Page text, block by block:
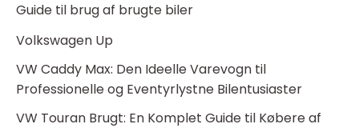
Guide til brug af brugte biler
Volkswagen Up
VW Caddy Max: Den Ideelle Varevogn til
Professionelle og Eventyrlystne Bilentusiaster
VW Touran Brugt: En Komplet Guide til Købere af